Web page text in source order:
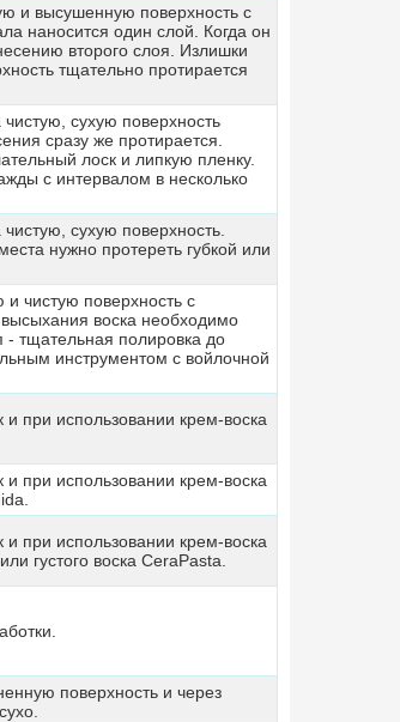
и высушенную поверхность с
наносится один слой. Когда он
второго слоя. Излишки
тщательно протирается
сухую поверхность
сразу же протирается.
лоск и липкую пленку.
с интервалом в несколько
сухую поверхность.
нужно протереть губкой или
чистую поверхность с
воска необходимо
- тщательная полировка до
инструментом с войлочной
и при использовании крем-воска
и при использовании крем-воска
и при использовании крем-воска
густого воска CeraPasta.
поверхность и через